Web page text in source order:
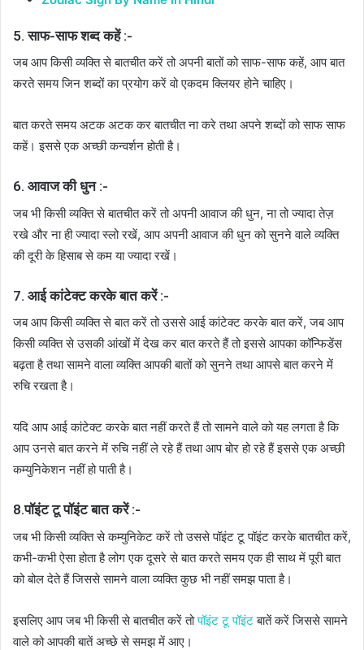
5. साफ-साफ शब्द कहें :-
जब आप किसी व्यक्ति से बातचीत करें तो अपनी बातों को साफ-साफ कहें, आप बात
करते समय जिन शब्दों का प्रयोग करें वो एकदम क्लियर होने चाहिए।
बात करते समय अटक अटक कर बातचीत ना करे तथा अपने शब्दों को साफ साफ
कहें। इससे एक अच्छी कन्वर्शन होती है।
6. आवाज की धुन :-
जब भी किसी व्यक्ति से बातचीत करें तो अपनी आवाज की धुन, ना तो ज्यादा तेज़
रखे और ना ही ज्यादा स्लो रखें, आप अपनी आवाज की धुन को सुनने वाले व्यक्ति
की दूरी के हिसाब से कम या ज्यादा रखें।
7. आई कांटेक्ट करके बात करें :-
जब आप किसी व्यक्ति से बात करें तो उससे आई कांटेक्ट करके बात करें, जब आप
किसी व्यक्ति से उसकी आंखों में देख कर बात करते हैं तो इससे आपका कॉन्फिडेंस
बढ़ता है तथा सामने वाला व्यक्ति आपकी बातों को सुनने तथा आपसे बात करने में
रुचि रखता है।
यदि आप आई कांटेक्ट करके बात नहीं करते हैं तो सामने वाले को यह लगता है कि
आप उनसे बात करने में रुचि नहीं ले रहे हैं तथा आप बोर हो रहे हैं इससे एक अच्छी
कम्युनिकेशन नहीं हो पाती है।
8.पॉइंट टू पॉइंट बात करें :-
जब भी किसी व्यक्ति से कम्युनिकेट करें तो उससे पॉइंट टू पॉइंट करके बातचीत करें,
कभी-कभी ऐसा होता है लोग एक दूसरे से बात करते समय एक ही साथ में पूरी बात
को बोल देते हैं जिससे सामने वाला व्यक्ति कुछ भी नहीं समझ पाता है।
इसलिए आप जब भी किसी से बातचीत करें तोपॉइंट टू पॉइंटबातें करें जिससे सामने
वाले को आपकी बातें अच्छे से समझ में आए।